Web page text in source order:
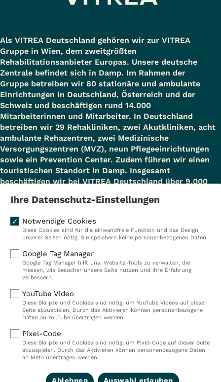
Als VITREA Deutschland gehören wir zur VITREA
Gruppe in Wien, dem zweitgrößten
Rehabilitationsanbieter Europas. Unsere deutsche
Zentrale befindet sich in Damp. Im Rahmen der
Gruppe betreiben wir 80 stationäre und ambulante
Einrichtungen in Deutschland, Österreich und der
Schweiz und beschäftigen rund 14.000
Mitarbeiterinnen und Mitarbeiter. In Deutschland
betreiben wir 29 Rehakliniken, zwei Akutkliniken, acht
ambulante Rehazentren, zwei Medizinische
Versorgungszentren (MVZ), neun Pflegeeinrichtungen
sowie ein Prevention Center. Zudem führen wir einen
touristischen Standort in Damp. Insgesamt
beschäftigen wir bei VITREA Deutschland über 9.000
Kliniken
Ambulant
Reha
Prävention
Karriere
VITREA Deutschland
IMPRESSUM
HINWEISGEBERSYSTEM
AUFSICHTSBEHÖRDEN
Ihre Datenschutz-Einstellungen
Notwendige Cookies
Diese Cookies sind für die einwandfreie Funktion und das Design
unserer Seiten nötig. Sie speichern keine personenbezogenen Daten.
Google Tag Manager
Google Tag Manager hilft uns, Website-Tools zu verwalten, die
messen, wie Besucher unsere Seite nutzen und Ihre Erfahrung
verbessern.
YouTube Video
Diese Skripte und Cookies sind nötig, um YouTube Videos auf dieser
Seite abzuspielen. Durch das Aktivieren können personenbezogene
Daten an YouTube übertragen werden.
Pixel-Code
Diese Skripte und Cookies sind nötig, um Pixel-Code auf dieser Seite
abzuspielen. Durch das Aktivieren können personenbezogene Daten
an Meta übertragen werden.